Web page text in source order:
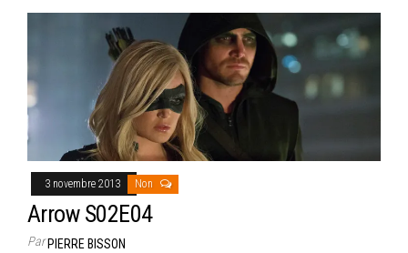
3 novembre 2013 Non
Arrow S02E04
ParPIERRE BISSON